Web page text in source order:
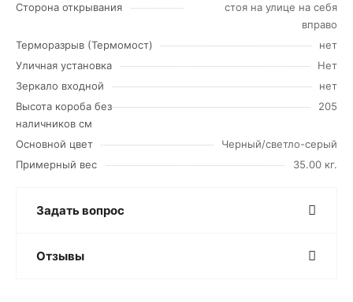
Сторона открывания
стоя на улице на себя
вправо
Терморазрыв (Термомост)
нет
Уличная установка
Нет
Зеркало входной
нет
Высота короба без
наличников см
205
Основной цвет
Черный/светло-серый
Примерный вес
35.00 кг.
Задать вопрос
Отзывы